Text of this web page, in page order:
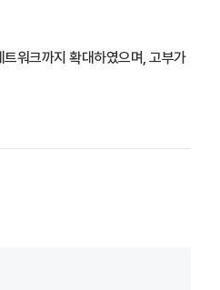
워크까지 확대하였으며, 고부가